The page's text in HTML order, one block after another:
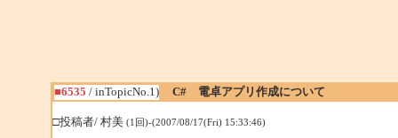
■6535 / inTopicNo.1) C# 電卓アプリ作成について
□投稿者/ 村美 (1回)-(2007/08/17(Fri) 15:33:46)